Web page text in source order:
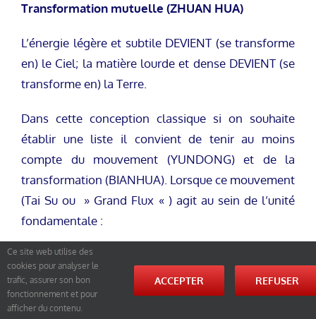
Transformation mutuelle (ZHUAN HUA)
L’énergie légère et subtile DEVIENT (se transforme
en) le Ciel; la matière lourde et dense DEVIENT (se
transforme en) la Terre.
Dans cette conception classique si on souhaite
établir une liste il convient de tenir au moins
compte du mouvement (YUNDONG) et de la
transformation (BIANHUA). Lorsque ce mouvement
(Tai Su ou » Grand Flux « ) agit au sein de l’unité
fondamentale :
L’Un monte tandis que l’Autre descend,
L’Un devient clair tandis que l’Autre devient
sombre,
Ce site web utilise des
cookies pour analyser le
trafic, assurer son bon
fonctionnement et pour
afficher du contenu.
ACCEPTER REFUSER